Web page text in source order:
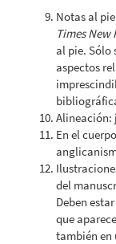
Notas al
Times New
al pie. Sólo
aspectos
Alineación:
En el
del
Deben
que
también en